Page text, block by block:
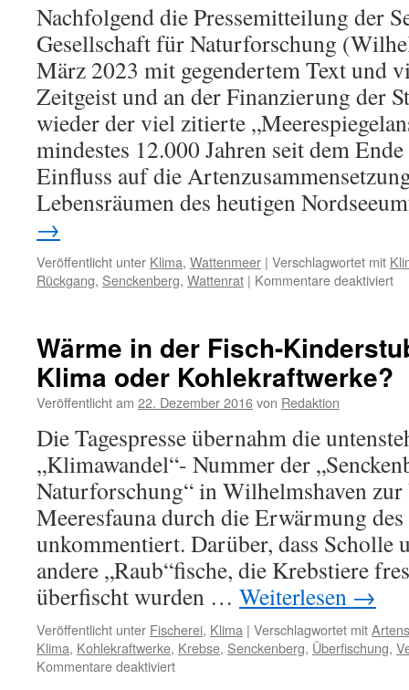
Nachfolgend die Pressemitteilung der
Gesellschaft für Naturforschung
März 2023 mit gegendertem Text und
Zeitgeist und an der Finanzierung der
wieder der viel zitierte
mindestes 12.000 Jahren seit dem
Einfluss auf die
Lebensräumen des heutigen
→
Veröffentlicht unter Klima, Wattenmeer | Verschlagwortet mit
Rückgang, Senckenberg, Wattenrat | Kommentare deaktiviertfür
Wärme in der Fisch-
Klima oder Kohlekraftwerke?
Veröffentlicht am 22. Dezember 2016von Redaktion
Die Tagespresse übernahm die
„Klimawandel“- Nummer der
Naturforschung“ in Wilhelmshaven
Meeresfauna durch die Erwärmung des
unkommentiert. Darüber, dass Scholle
andere „Raub“fische, die Krebstiere
überfischt wurden … Weiterlesen →
Veröffentlicht unter Fischerei, Klima | Verschlagwortet mit
Klima, Kohlekraftwerke, Krebse, Senckenberg, Überfischung,
Kommentare deaktiviertfür